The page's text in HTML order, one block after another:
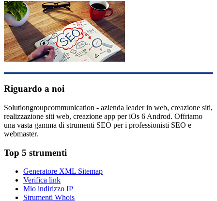
Riguardo a noi
Solutiongroupcommunication - azienda leader in web, creazione siti,
realizzazione siti web, creazione app per iOs 6 Androd. Offriamo
una vasta gamma di strumenti SEO per i professionisti SEO e
webmaster.
Top 5 strumenti
Generatore XML Sitemap
Verifica link
Mio indirizzo IP
Strumenti Whois